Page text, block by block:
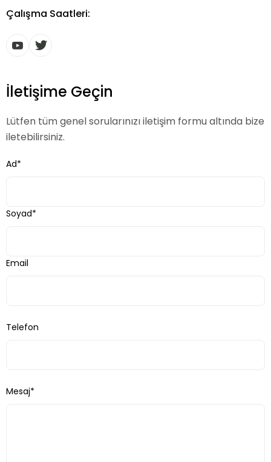
Çalışma Saatleri:
İletişime Geçin
Lütfen tüm genel sorularınızı iletişim formu altında bize
iletebilirsiniz.
Ad*
Soyad*
Email
Telefon
Mesaj*